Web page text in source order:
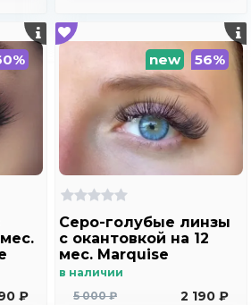
₽
new 56%
Серо-голубые линзы
c окантовкой на 12
мес. Marquise
elegance blue m2
в наличии
5 000 ₽
2 190 ₽